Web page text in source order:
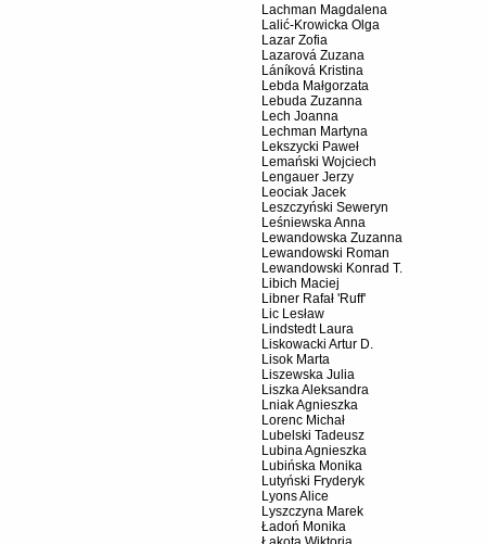
Lachman Magdalena
Lalić-Krowicka Olga
Lazar Zofia
Lazarová Zuzana
Láníková Kristina
Lebda Małgorzata
Lebuda Zuzanna
Lech Joanna
Lechman Martyna
Lekszycki Paweł
Lemański Wojciech
Lengauer Jerzy
Leociak Jacek
Leszczyński Seweryn
Leśniewska Anna
Lewandowska Zuzanna
Lewandowski Roman
Lewandowski Konrad T.
Libich Maciej
Libner Rafał 'Ruff'
Lic Lesław
Lindstedt Laura
Liskowacki Artur D.
Lisok Marta
Liszewska Julia
Liszka Aleksandra
Lniak Agnieszka
Lorenc Michał
Lubelski Tadeusz
Lubina Agnieszka
Lubińska Monika
Lutyński Fryderyk
Lyons Alice
Lyszczyna Marek
Ładoń Monika